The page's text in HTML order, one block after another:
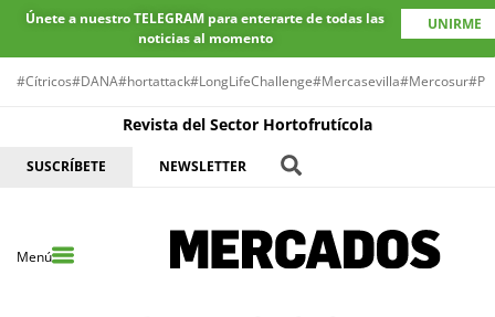
Únete a nuestro TELEGRAM para enterarte de todas las
noticias al momento
UNIRME
#Cítricos#DANA#hortattack#LongLifeChallenge#Mercasevilla#Mercosur
Revista del Sector Hortofrutícola
SUSCRÍBETE NEWSLETTER
Menú